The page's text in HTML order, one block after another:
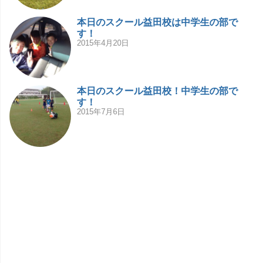
本日のスクール益田校は中学生の部で
す！
2015年4月20日
本日のスクール益田校！中学生の部で
す！
2015年7月6日